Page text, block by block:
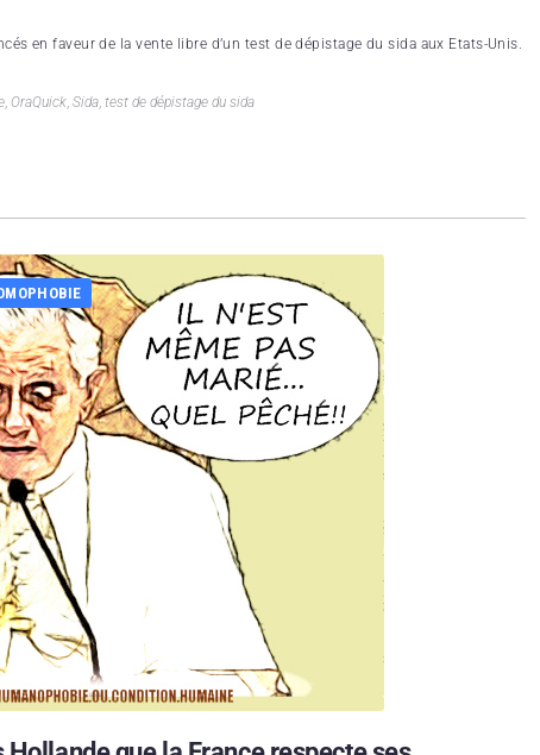
en faveur de la vente libre d’un test de dépistage du sida aux Etats-Unis.
, OraQuick, Sida, test de dépistage du sida